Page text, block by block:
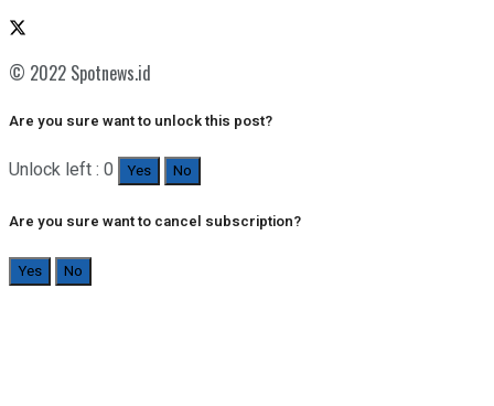
© 2022 Spotnews.id
Are you sure want to unlock this post?
Unlock left : 0 Yes No
Are you sure want to cancel subscription?
Yes No